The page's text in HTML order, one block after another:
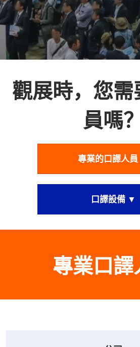
觀展時，您需
員嗎？
專業的口譯人
口譯設備 ▼
專業口譯